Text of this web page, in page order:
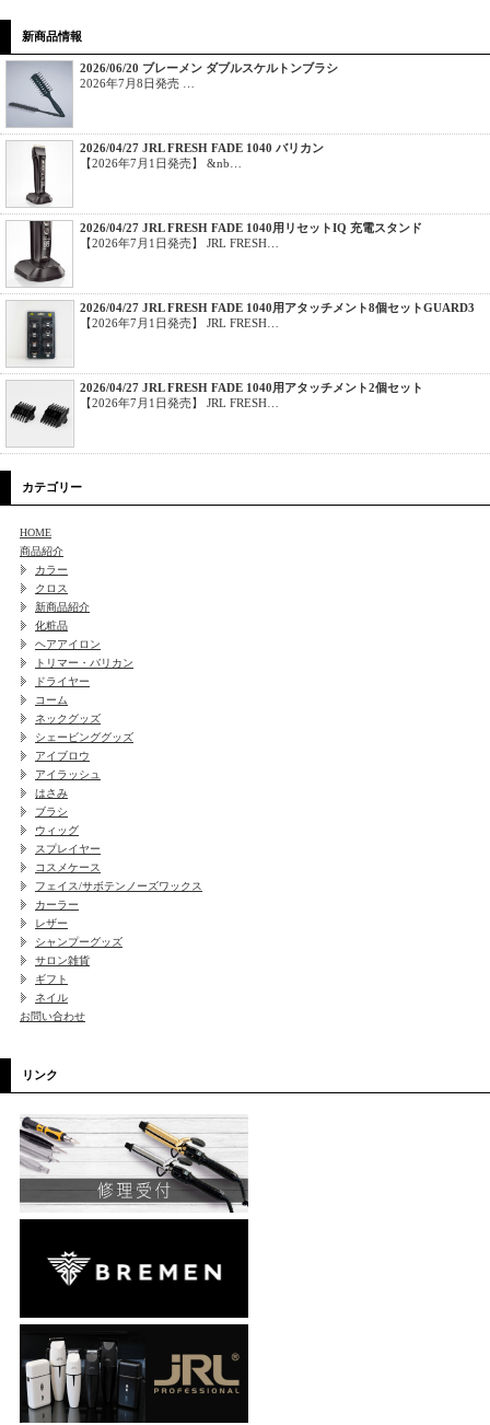
新商品情報
2026/06/20 ブレーメン ダブルスケルトンブラシ
2026年7月8日発売 …
2026/04/27 JRL FRESH FADE 1040 バリカン
【2026年7月1日発売】 &nb…
2026/04/27 JRL FRESH FADE 1040用リセットIQ 充電スタンド
【2026年7月1日発売】 JRL FRESH…
2026/04/27 JRL FRESH FADE 1040用アタッチメント8個セットGUARD3
【2026年7月1日発売】 JRL FRESH…
2026/04/27 JRL FRESH FADE 1040用アタッチメント2個セット
【2026年7月1日発売】 JRL FRESH…
カテゴリー
HOME
商品紹介
カラー
クロス
新商品紹介
化粧品
ヘアアイロン
トリマー・バリカン
ドライヤー
コーム
ネックグッズ
シェービンググッズ
アイブロウ
アイラッシュ
はさみ
ブラシ
ウィッグ
スプレイヤー
コスメケース
フェイス/サボテンノーズワックス
カーラー
レザー
シャンプーグッズ
サロン雑貨
ギフト
ネイル
お問い合わせ
リンク